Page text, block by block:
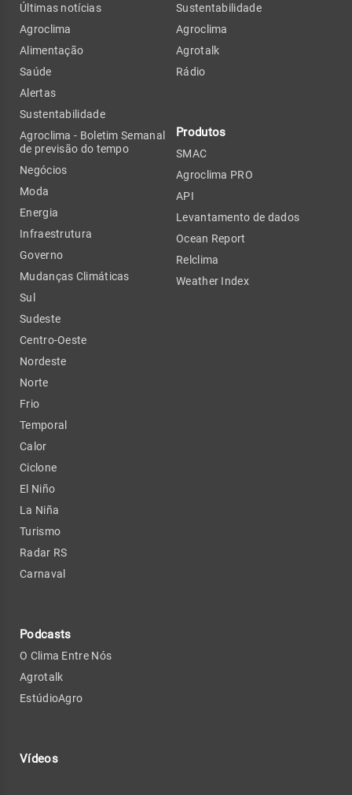
Últimas notícias
Agroclima
Alimentação
Saúde
Alertas
Sustentabilidade
Agroclima - Boletim Semanal
de previsão do tempo
Negócios
Moda
Energia
Infraestrutura
Governo
Mudanças Climáticas
Sul
Sudeste
Centro-Oeste
Nordeste
Norte
Frio
Temporal
Calor
Ciclone
El Niño
La Niña
Turismo
Radar RS
Carnaval
Podcasts
O Clima Entre Nós
Agrotalk
EstúdioAgro
Vídeos
Sustentabilidade
Agroclima
Agrotalk
Rádio
Produtos
SMAC
Agroclima PRO
API
Levantamento de dados
Ocean Report
Relclima
Weather Index